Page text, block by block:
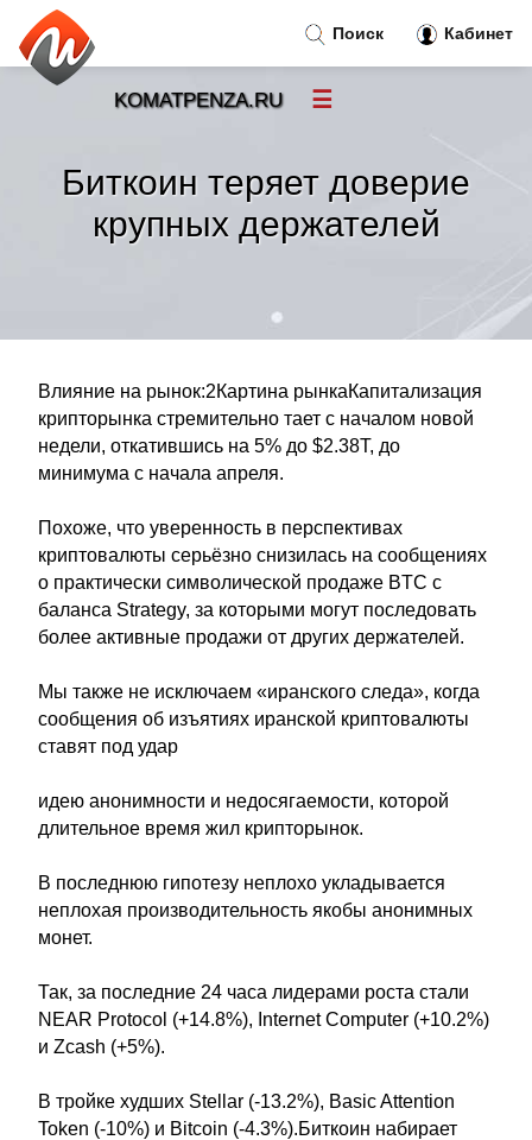
Биткоин теряет доверие
крупных держателей
Влияние на рынок:2Картина рынкаКапитализация
крипторынка стремительно тает с началом новой
недели, откатившись на 5% до $2.38T, до
минимума с начала апреля.
Похоже, что уверенность в перспективах
криптовалюты серьёзно снизилась на сообщениях
о практически символической продаже BTC с
баланса Strategy, за которыми могут последовать
более активные продажи от других держателей.
Мы также не исключаем «иранского следа», когда
сообщения об изъятиях иранской криптовалюты
ставят под удар
идею анонимности и недосягаемости, которой
длительное время жил крипторынок.
В последнюю гипотезу неплохо укладывается
неплохая производительность якобы анонимных
монет.
Так, за последние 24 часа лидерами роста стали
NEAR Protocol (+14.8%), Internet Computer (+10.2%)
и Zcash (+5%).
В тройке худших Stellar (-13.2%), Basic Attention
Token (-10%) и Bitcoin (-4.3%).Биткоин набирает
Поиск Кабинет
KOMATPENZA.RU ☰
Новости»
Тренды новостей
Правила»
Контакт »